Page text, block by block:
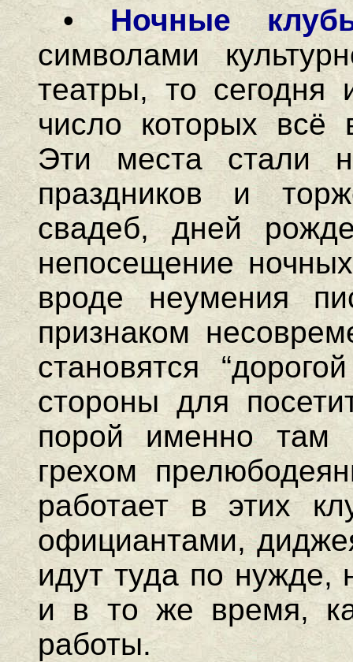
• Ночные
символами
театры, то
число которых всё
Эти места стали
праздников и
свадеб, дней
непосещение
вроде неумения
признаком
становятся
стороны для
порой именно там
грехом
работает в этих
официантами,
идут туда по нужде,
и в то же время,
работы.